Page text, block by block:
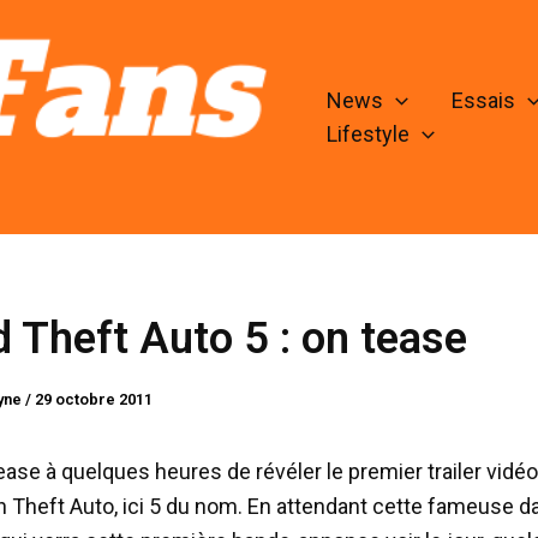
News
Essais
Lifestyle
Theft Auto 5 : on tease
/ 29 octobre 2011
à quelques heures de révéler le premier trailer
Theft Auto, ici 5 du nom. En attendant cette fameuse